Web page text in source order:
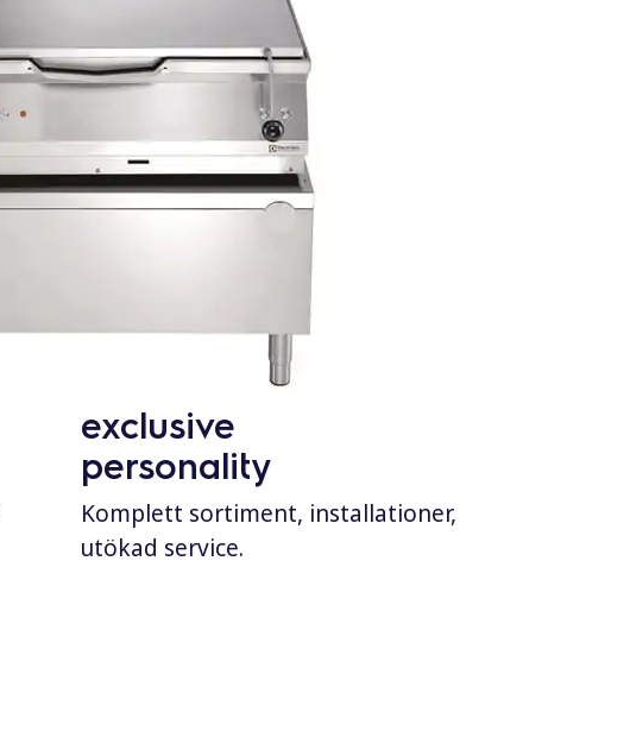
exclusive
personality
Komplett sortiment, installationer,
utökad service.